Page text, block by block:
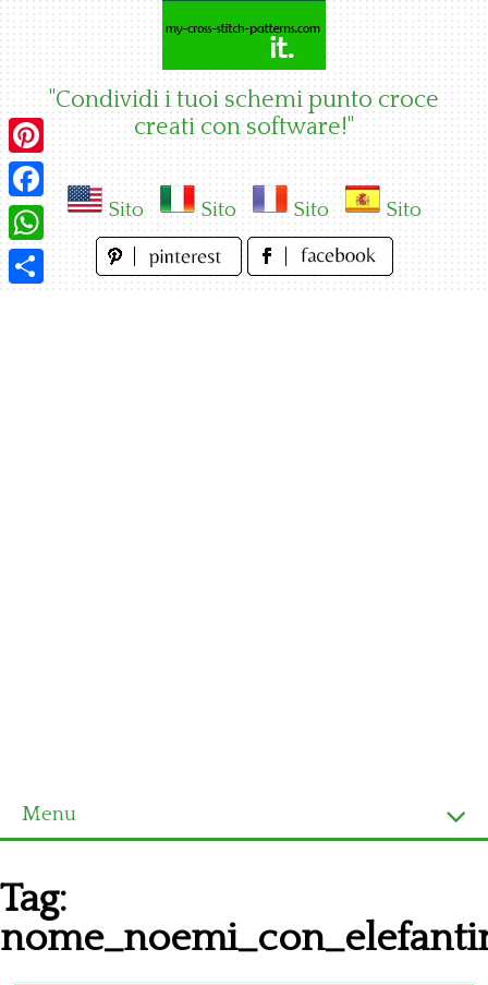
"Condividi i tuoi schemi punto croce
creati con software!"
Sito Sito Sito Sito
Menu
Ultimi schemi
Alfabeto
Tag:
Pinterest
Facebook
WhatsApp